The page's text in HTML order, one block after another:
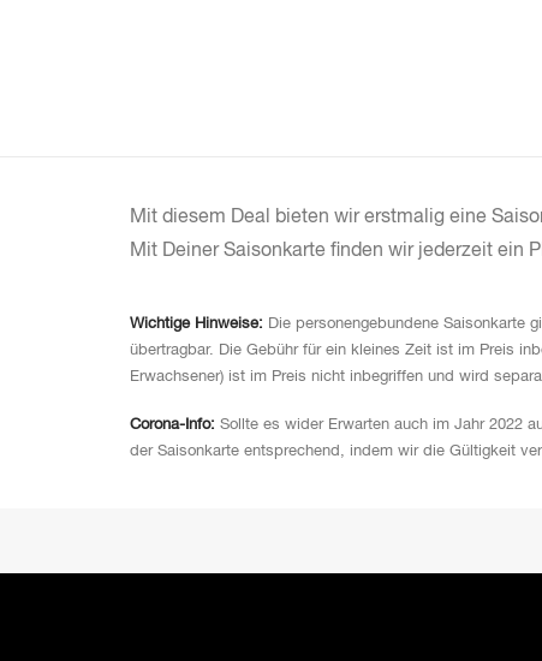
Mit diesem Deal bieten wir erstmalig eine
Mit Deiner Saisonkarte finden wir jederzeit ein
Wichtige Hinweise: Die personengebundene Saisonkarte
übertragbar. Die Gebühr für ein kleines Zeit ist im Preis
Erwachsener) ist im Preis nicht inbegriffen und wird
Corona-Info: Sollte es wider Erwarten auch im Jahr 2022
der Saisonkarte entsprechend, indem wir die Gültigkeit